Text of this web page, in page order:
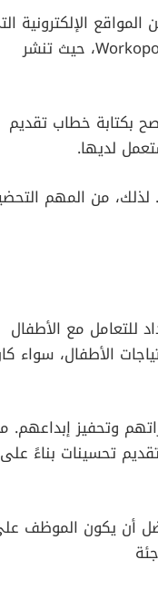
الإلكترونية
تعلن عن هذه الفرص. تشمل هذه المواقع منصات مثل Indeed وCare.com وWorkopolis، حيث تنشر
بكتابة خطاب تقديم
لديها.
لذلك، من المهم
للتعامل مع الأطفال
الأطفال، سواء
وتحفيز إبداعهم.
تحسينات بناءً على
أن يكون الموظف